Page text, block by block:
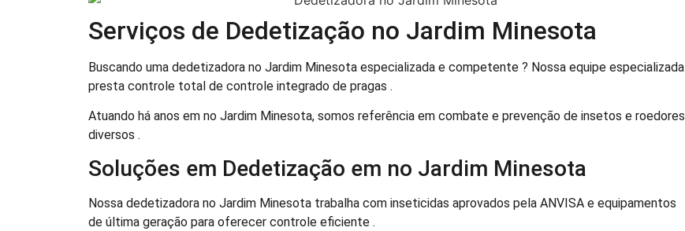
Serviços de Dedetização no Jardim Minesota
Buscando uma dedetizadora no Jardim Minesota especializada e competente ? Nossa equipe especializada
presta controle total de controle integrado de pragas .
Atuando há anos em no Jardim Minesota, somos referência em combate e prevenção de insetos e roedores
diversos .
Soluções em Dedetização em no Jardim Minesota
Nossa dedetizadora no Jardim Minesota trabalha com inseticidas aprovados pela ANVISA e equipamentos
de última geração para oferecer controle eficiente .